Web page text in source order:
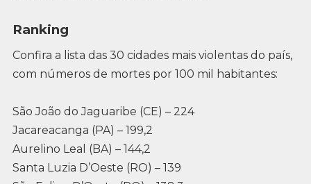
Ranking
Confira a lista das 30 cidades mais violentas do país,
com números de mortes por 100 mil habitantes:
São João do Jaguaribe (CE) – 224
Jacareacanga (PA) – 199,2
Aurelino Leal (BA) – 144,2
Santa Luzia D’Oeste (RO) – 139